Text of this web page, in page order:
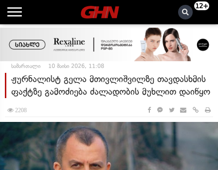
12+
სამართალი 10 მაისი 2026, 11:08
ჟურნალისტ გელა მთივლიშვილზე თავდასხმის
ფაქტზე გამოძიება ძალადობის მუხლით დაიწყო
2208